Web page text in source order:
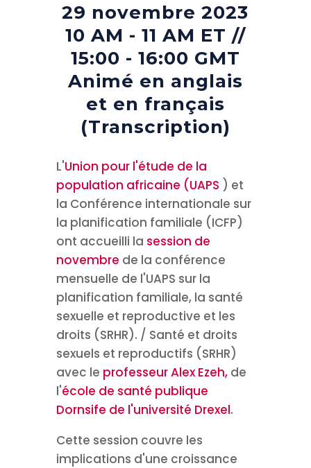
29 novembre 2023
10 AM - 11 AM ET //
15:00 - 16:00 GMT
Animé en anglais
et en français
(Transcription)
L'Union pour l'étude de la
population africaine (UAPS ) et
la Conférence internationale sur
la planification familiale (ICFP)
ont accueilli la session de
novembre de la conférence
mensuelle de l'UAPS sur la
planification familiale, la santé
sexuelle et reproductive et les
droits (SRHR). / Santé et droits
sexuels et reproductifs (SRHR)
avec le professeur Alex Ezeh,de
l'école de santé publique
Dornsife de l'université Drexel.
Cette session couvre les
implications d'une croissance